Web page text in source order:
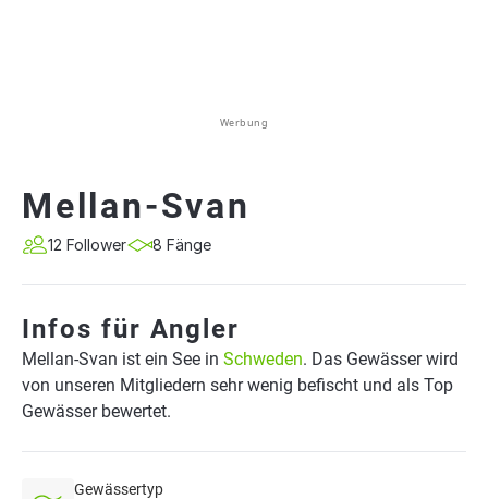
Werbung
Mellan-Svan
12 Follower 8 Fänge
Infos für Angler
Mellan-Svan ist ein See in Schweden. Das Gewässer wird
von unseren Mitgliedern sehr wenig befischt und als Top
Gewässer bewertet.
Gewässertyp